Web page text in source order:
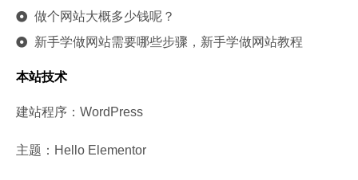
做个网站大概多少钱呢？
新手学做网站需要哪些步骤，新手学做网站教程
本站技术
建站程序：WordPress
主题：Hello Elementor